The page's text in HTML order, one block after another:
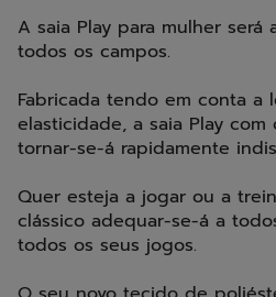
A saia Play para mulher será
todos os campos.
Fabricada tendo em conta a
elasticidade, a saia Play
tornar-se-á rapidamente
Quer esteja a jogar ou a
clássico adequar-se-á a
todos os seus jogos.